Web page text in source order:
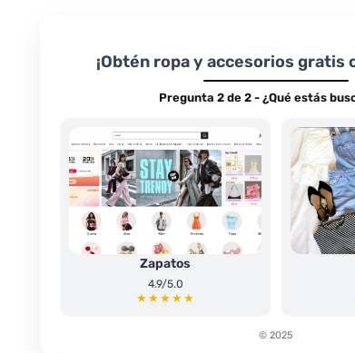
¡Obtén ropa y accesorios gratis
Pregunta 2 de 2 - ¿Qué estás
Zapatos
4.9/5.0
★★★★★
© 2025